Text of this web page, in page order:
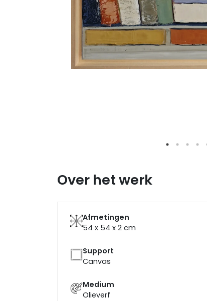
Over het werk
Afmetingen
54 x 54 x 2 cm
Support
Canvas
Medium
Olieverf